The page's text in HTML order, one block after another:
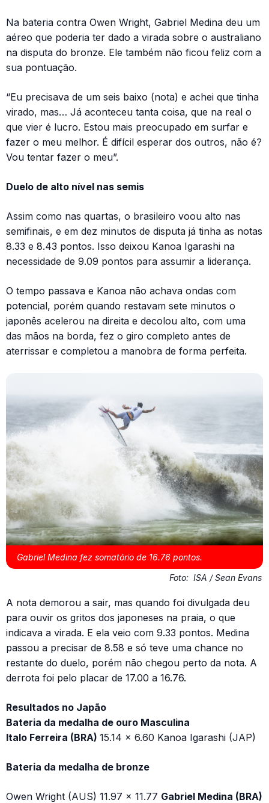
Na bateria contra Owen Wright, Gabriel Medina deu um
aéreo que poderia ter dado a virada sobre o australiano
na disputa do bronze. Ele também não ficou feliz com a
sua pontuação.
“Eu precisava de um seis baixo (nota) e achei que tinha
virado, mas… Já aconteceu tanta coisa, que na real o
que vier é lucro. Estou mais preocupado em surfar e
fazer o meu melhor. É difícil esperar dos outros, não é?
Vou tentar fazer o meu”.
Duelo de alto nível nas semis
Assim como nas quartas, o brasileiro voou alto nas
semifinais, e em dez minutos de disputa já tinha as notas
8.33 e 8.43 pontos. Isso deixou Kanoa Igarashi na
necessidade de 9.09 pontos para assumir a liderança.
O tempo passava e Kanoa não achava ondas com
potencial, porém quando restavam sete minutos o
japonês acelerou na direita e decolou alto, com uma
das mãos na borda, fez o giro completo antes de
aterrissar e completou a manobra de forma perfeita.
Gabriel Medina fez somatório de 16.76 pontos.
Foto: ISA / Sean Evans
A nota demorou a sair, mas quando foi divulgada deu
para ouvir os gritos dos japoneses na praia, o que
indicava a virada. E ela veio com 9.33 pontos. Medina
passou a precisar de 8.58 e só teve uma chance no
restante do duelo, porém não chegou perto da nota. A
derrota foi pelo placar de 17.00 a 16.76.
Resultados no Japão
Bateria da medalha de ouro Masculina
Italo Ferreira (BRA) 15.14 x 6.60 Kanoa Igarashi (JAP)
Bateria da medalha de bronze
Owen Wright (AUS) 11.97 x 11.77 Gabriel Medina (BRA)